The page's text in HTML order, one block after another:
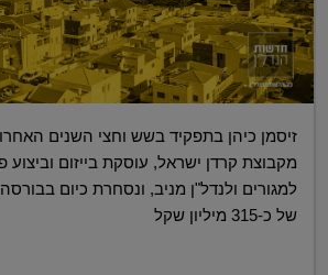
זיסמן כיהן בתפקיד בשש וחצי השנים
מקבוצת קרדן ישראל, עוסקת בייזום וביצוע
למגורים ולנדל"ן מניב, ונסחרת כיום
של כ-315 מיליון שקל